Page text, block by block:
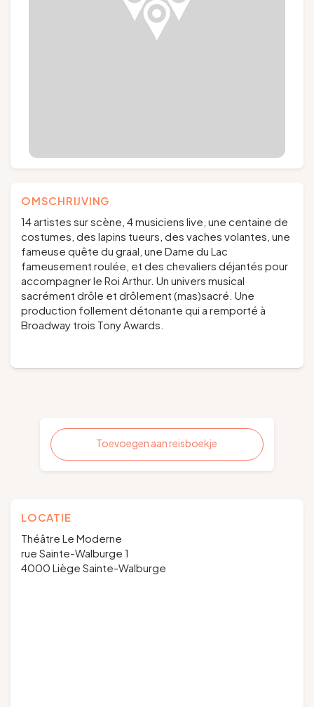
OMSCHRIJVING
14 artistes sur scène, 4 musiciens live, une centaine de
costumes, des lapins tueurs, des vaches volantes, une
fameuse quête du graal, une Dame du Lac
fameusement roulée, et des chevaliers déjantés pour
accompagner le Roi Arthur. Un univers musical
sacrément drôle et drôlement (mas)sacré. Une
production follement détonante qui a remporté à
Broadway trois Tony Awards.
Toevoegen aan reisboekje
LOCATIE
Théâtre Le Moderne
rue Sainte-Walburge 1
4000 Liège Sainte-Walburge